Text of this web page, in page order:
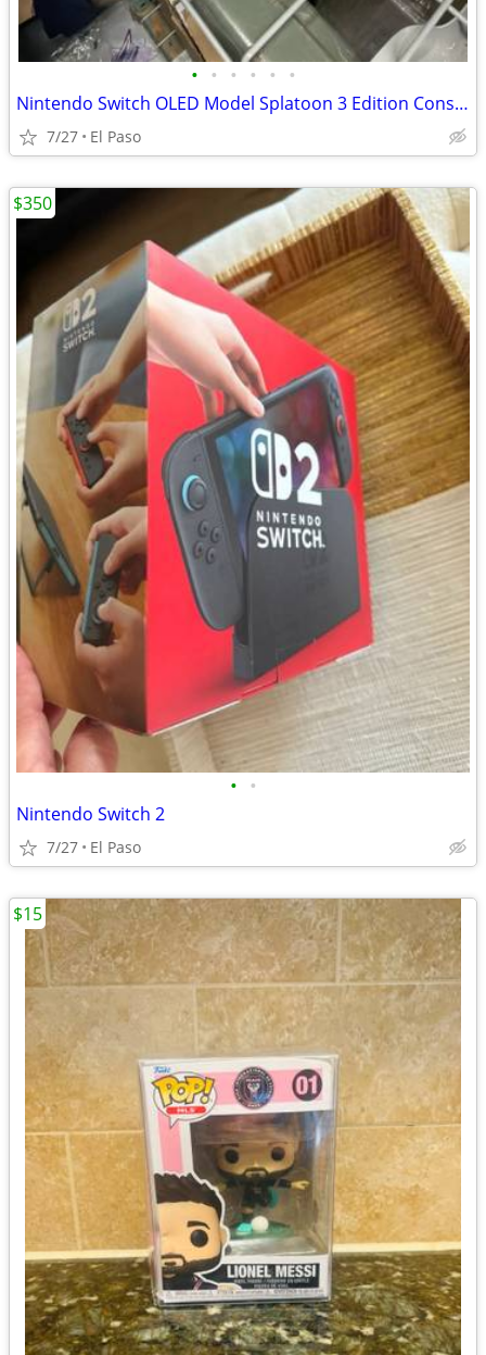
• • • • • •
Nintendo Switch OLED Model Splatoon 3 Edition Console BRAND NEW In Stock
7/27 El Paso
• •
Nintendo Switch 2
7/27 El Paso
$350
$15